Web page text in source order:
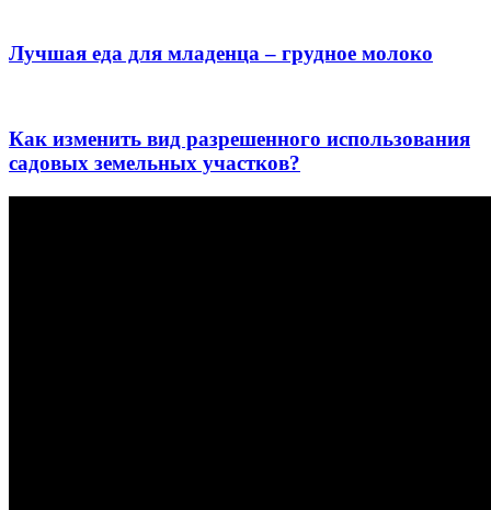
Лучшая еда для младенца – грудное молоко
Как изменить вид разрешенного использования
садовых земельных участков?